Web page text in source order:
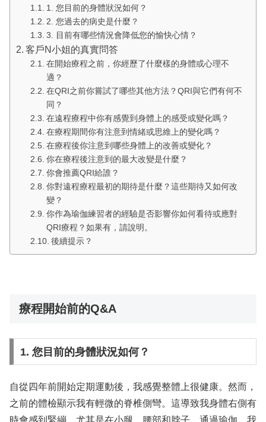
1. 您目前的身體狀況如何？
2. 您過去的病史是什麼？
3. 目前有哪些情況會降低您的愉快心情？
客戶N小姐的真實問答
在開始療程之前，你經歷了什麼樣的身體或心理不
適？
在QRI之前你嘗試了哪些其他方法？QRI與它們有何不
同？
在遠程療程中你有感覺到身體上的感受或變化嗎？
在療程期間你有注意到情緒或思維上的變化嗎？
在療程後你注意到哪些身體上的改善或變化？
你在療程後注意到的最大改變是什麼？
你會推薦QRI給誰？
你對遠程療程最初的期待是什麼？這些期待又如何改
變？
你作為瑜伽練習者的經驗是否影響你如何看待或應對
QRI療程？如果有，請說明。
後續提示？
療程開始前的Q&A
1. 您目前的身體狀況如何？
自從四年前開始定期運動後，我感覺整體上很健康。然而，
之前的體檢顯示我有輕微的脊椎側彎。這導致我身體右側有